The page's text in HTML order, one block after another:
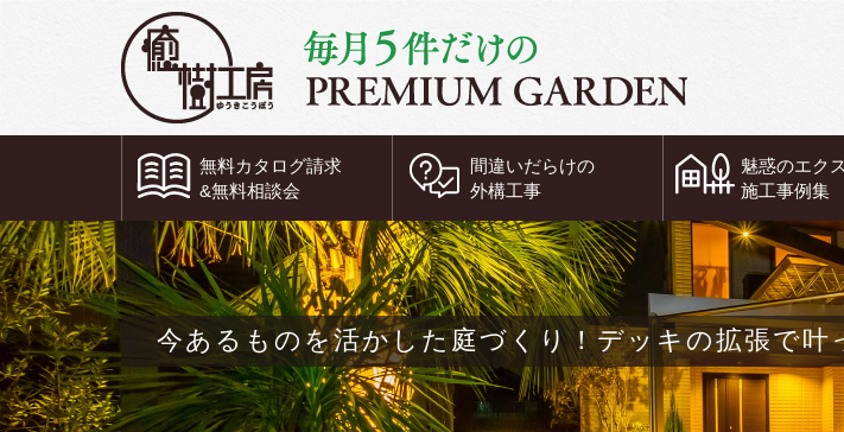
無料カタログ請求
&無料相談会
間違いだらけの
外構工事
魅惑のエク
施工事例集
今あるものを活かした庭づくり！デッキの拡張で叶